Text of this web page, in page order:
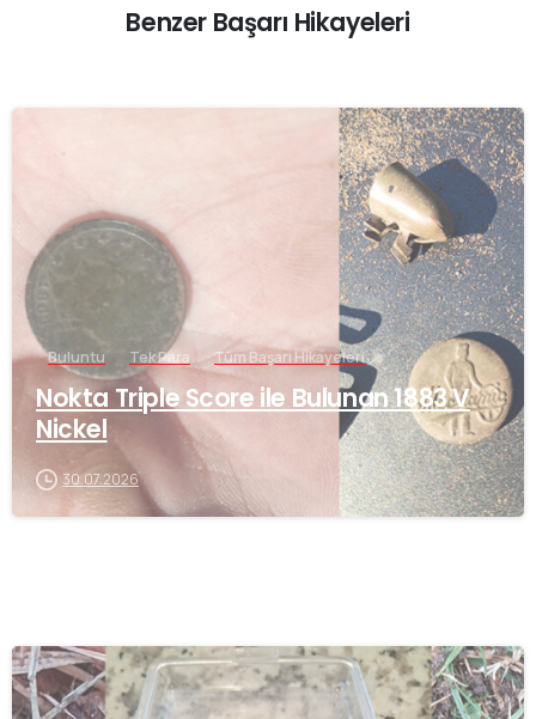
Benzer Başarı Hikayeleri
-
Buluntu Tek Para Tüm Başarı Hikayeleri
Nokta Triple Score ile Bulunan 1883 V
Nickel
30.07.2026
-